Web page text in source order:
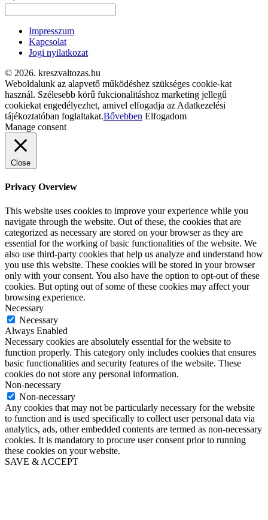
Impresszum
Kapcsolat
Jogi nyilatkozat
© 2026. kreszvaltozas.hu
Weboldalunk az alapvető működéshez szükséges cookie-kat
használ. Szélesebb körű fukcionalitáshoz marketing jellegű
cookiekat engedélyezhet, amivel elfogadja az Adatkezelési
tájékoztatóban foglaltakat.Bővebben Elfogadom
Manage consent
Close
Privacy Overview
This website uses cookies to improve your experience while you
navigate through the website. Out of these, the cookies that are
categorized as necessary are stored on your browser as they are
essential for the working of basic functionalities of the website. We
also use third-party cookies that help us analyze and understand how
you use this website. These cookies will be stored in your browser
only with your consent. You also have the option to opt-out of these
cookies. But opting out of some of these cookies may affect your
browsing experience.
Necessary
Necessary
Always Enabled
Necessary cookies are absolutely essential for the website to
function properly. This category only includes cookies that ensures
basic functionalities and security features of the website. These
cookies do not store any personal information.
Non-necessary
Non-necessary
Any cookies that may not be particularly necessary for the website
to function and is used specifically to collect user personal data via
analytics, ads, other embedded contents are termed as non-necessary
cookies. It is mandatory to procure user consent prior to running
these cookies on your website.
SAVE & ACCEPT